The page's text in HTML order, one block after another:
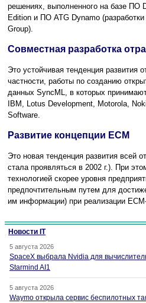
решениях, выполненного на базе ПО
Edition и ПО ATG Dynamo
Group).
Совместная разработка
Это устойчивая тенденция развития
частности, работы по созданию
данных SyncML, в которых
IBM, Lotus Development, Motorola,
Software.
Развитие концепции ЕСМ
Это новая тенденция развития всей
стала проявляться в 2002 г.). При
технологией скорее уровня
предпочтительным путем для
им информации) при реализации
Новости IT
5 августа 2026
SpaceX выбрала Nvidia для
Starmind AI1
5 августа 2026
Waymo открыла сервис беспилотных